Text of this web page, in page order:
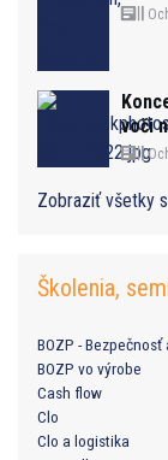
voči
Zobraziť všetky
Školenia,
BOZP -
BOZP vo výrobe
Cash flow
Clo
Clo a logistika